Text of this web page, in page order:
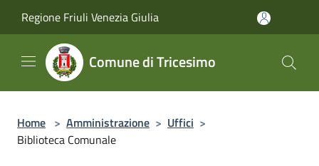
Regione Friuli Venezia Giulia
Comune di Tricesimo
Home > Amministrazione > Uffici >
Biblioteca Comunale